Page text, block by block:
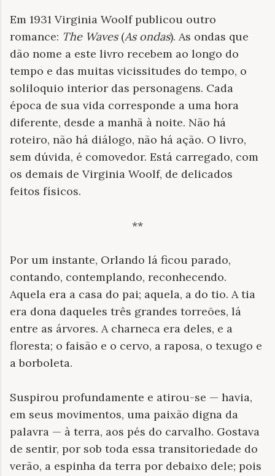
Em 1931 Virginia Woolf publicou outro
romance: The Waves (As ondas). As ondas que
dão nome a este livro recebem ao longo do
tempo e das muitas vicissitudes do tempo, o
soliloquio interior das personagens. Cada
época de sua vida corresponde a uma hora
diferente, desde a manhã à noite. Não há
roteiro, não há diálogo, não há ação. O livro,
sem dúvida, é comovedor. Está carregado, com
os demais de Virginia Woolf, de delicados
feitos físicos.
**
Por um instante, Orlando lá ficou parado,
contando, contemplando, reconhecendo.
Aquela era a casa do pai; aquela, a do tio. A tia
era dona daqueles três grandes torreões, lá
entre as árvores. A charneca era deles, e a
floresta; o faisão e o cervo, a raposa, o texugo e
a borboleta.
Suspirou profundamente e atirou-se — havia,
em seus movimentos, uma paixão digna da
palavra — à terra, aos pés do carvalho. Gostava
de sentir, por sob toda essa transitoriedade do
verão, a espinha da terra por debaixo dele; pois